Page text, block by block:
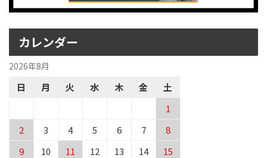
カレンダー
2026年8月
日 月 火 水 木 金
土
1
2
3 4 5 6 7
8
9
10 11 12 13 14
15